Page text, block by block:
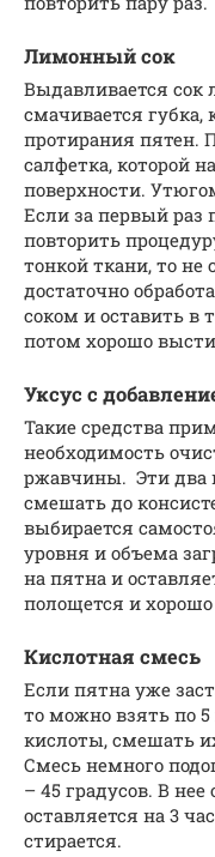
Лимонный сок
Выдавливается сок
смачивается губка,
протирания пятен.
салфетка, которой
поверхности.
Если за первый раз
повторить
тонкой ткани, то не
достаточно
соком и оставить в
потом хорошо
Уксус с
Такие средства
необходимость
ржавчины. Эти два
смешать до
выбирается
уровня и объема
на пятна и
полощется и хорошо
Кислотная смесь
Если пятна уже
то можно взять по
кислоты, смешать
Смесь немного
– 45 градусов. В
оставляется на 3
стирается.